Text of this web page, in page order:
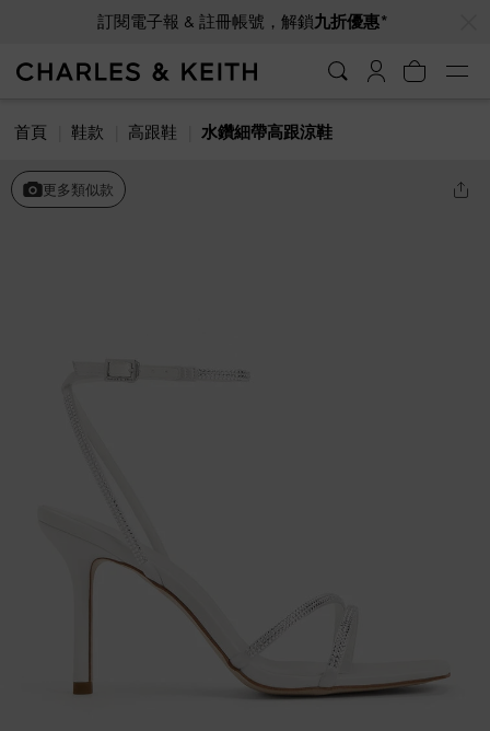
訂閱電子報 & 註冊帳號，解鎖九折優惠*
首頁 鞋款 高跟鞋 水鑽細帶高跟涼鞋
更多類似款